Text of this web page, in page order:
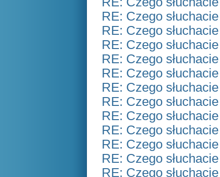
RE: Czego
RE: Czego
RE: Czego
RE: Czego
RE: Czego
RE: Czego
RE: Czego
RE: Czego
RE: Czego
RE: Czego
RE: Czego
RE: Czego